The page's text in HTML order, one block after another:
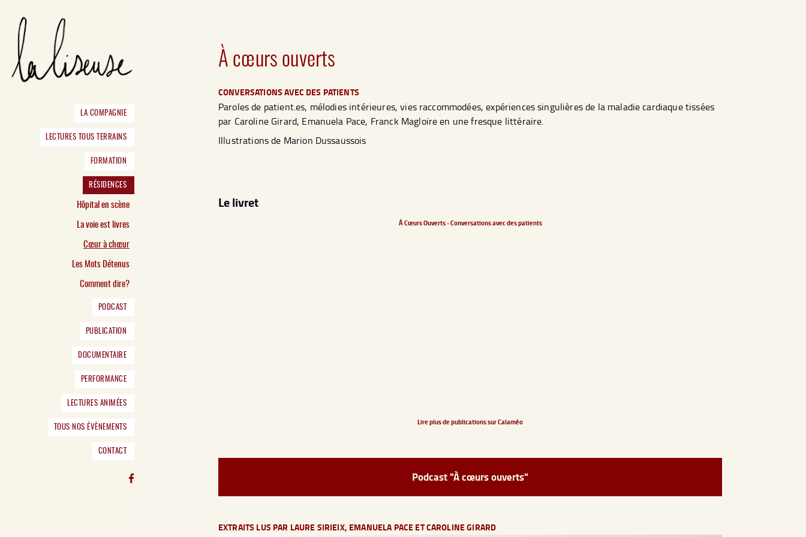
LA COMPAGNIE
LECTURES TOUS TERRAINS
FORMATION
RÉSIDENCES
Hôpital en scène
La voie est livres
Cœur à chœur
Les Mots Détenus
Comment dire?
PODCAST
PUBLICATION
DOCUMENTAIRE
PERFORMANCE
LECTURES ANIMÉES
TOUS NOS ÉVÈNEMENTS
CONTACT
À cœurs ouverts
CONVERSATIONS AVEC DES PATIENTS
Paroles de patient.es, mélodies intérieures, vies raccommodées, expériences singulières de la maladie cardiaque tissées
par Caroline Girard, Emanuela Pace, Franck Magloire en une fresque littéraire.
Illustrations de Marion Dussaussois
Le livret
À Cœurs Ouverts - Conversations avec des patients
Lire plus de publications sur Calaméo
Podcast "À cœurs ouverts"
EXTRAITS LUS PAR LAURE SIRIEIX, EMANUELA PACE ET CAROLINE GIRARD